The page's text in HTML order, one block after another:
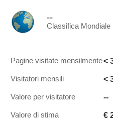
--
Classifica Mondiale
Pagine visitate mensilmente<
Visitatori mensili <
Valore per visitatore --
Valore di stima €